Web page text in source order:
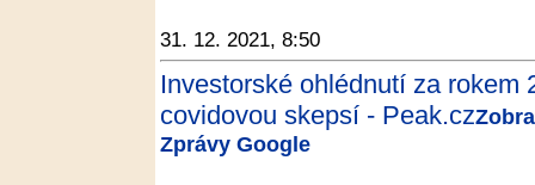
31. 12. 2021, 8:50
Investorské ohlédnutí za rokem
covidovou skepsí - Peak.cz
Zprávy Google